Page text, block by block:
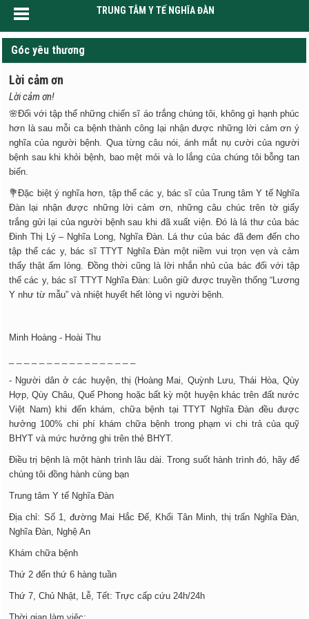
TRUNG TÂM Y TẾ NGHĨA ĐÀN
Góc yêu thương
Lời cảm ơn
Lời cảm ơn!
🌸Đối với tập thể những chiến sĩ áo trắng chúng tôi, không gì hạnh phúc
hơn là sau mỗi ca bệnh thành công lại nhận được những lời cảm ơn ý
nghĩa của người bệnh. Qua từng câu nói, ánh mắt nụ cười của người
bệnh sau khi khỏi bệnh, bao mệt mỏi và lo lắng của chúng tôi bỗng tan
biến.
💐Đặc biệt ý nghĩa hơn, tập thể các y, bác sĩ của Trung tâm Y tế Nghĩa
Đàn lại nhận được những lời cảm ơn, những câu chúc trên tờ giấy
trắng gửi lại của người bệnh sau khi đã xuất viện. Đó là lá thư của bác
Đinh Thị Lý – Nghĩa Long, Nghĩa Đàn. Lá thư của bác đã đem đến cho
tập thể các y, bác sĩ TTYT Nghĩa Đàn một niềm vui trọn vẹn và cảm
thấy thật ấm lòng. Đồng thời cũng là lời nhắn nhủ của bác đối với tập
thể các y, bác sĩ TTYT Nghĩa Đàn: Luôn giữ được truyền thống “Lương
Y như từ mẫu” và nhiệt huyết hết lòng vì người bệnh.
Minh Hoàng - Hoài Thu
- Người dân ở các huyện, thị (Hoàng Mai, Quỳnh Lưu, Thái Hòa, Qùy
Hợp, Qùy Châu, Quế Phong hoặc bất kỳ một huyện khác trên đất nước
Việt Nam) khi đến khám, chữa bệnh tại TTYT Nghĩa Đàn đều được
hưởng 100% chi phí khám chữa bệnh trong phạm vi chi trả của quỹ
BHYT và mức hưởng ghi trên thẻ BHYT.
Điều trị bệnh là một hành trình lâu dài. Trong suốt hành trình đó, hãy để
chúng tôi đồng hành cùng bạn
Trung tâm Y tế Nghĩa Đàn
Địa chỉ: Số 1, đường Mai Hắc Đế, Khối Tân Minh, thị trấn Nghĩa Đàn,
Nghĩa Đàn, Nghệ An
Khám chữa bệnh
Thứ 2 đến thứ 6 hàng tuần
Thứ 7, Chủ Nhật, Lễ, Tết: Trực cấp cứu 24h/24h